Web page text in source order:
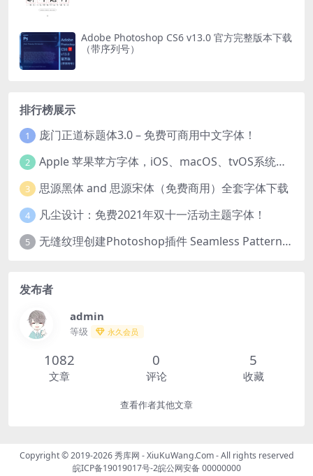
Adobe Photoshop CS6 v13.0 官方完整版本下载
（带序列号）
排行榜展示
1 庞门正道标题体3.0 – 免费可商用中文字体！
2 Apple 苹果苹方字体，iOS、macOS、tvOS系统默认字体
3 思源黑体 and 思源宋体（免费商用）全套字体下载
4 凡尘设计：免费2021年双十一活动主题字体！
5 无缝纹理创建Photoshop插件 Seamless Pattern Creation Kit
发布者
admin
等级 永久会员
1082
文章
0
评论
5
收藏
查看作者其他文章
Copyright © 2019-2026秀库网 - XiuKuWang.Com- All rights reserved
皖ICP备19019017号-2皖公网安备 00000000